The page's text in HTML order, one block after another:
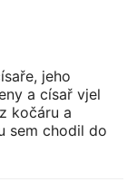
jeho
a císař vjel
kočáru a
sem chodil do